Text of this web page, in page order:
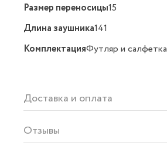
Размер переносицы15
Длина заушника141
КомплектацияФутляр и салфетка
Доставка и оплата
Отзывы